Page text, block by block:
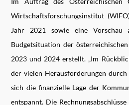
Wirtschaftsforschungsinstitut
Jahr 2021 sowie eine Vorschau
Budgetsituation der
2023 und 2024 erstellt. „Im
der vielen Herausforderungen
sich die finanzielle Lage der
entspannt. Die